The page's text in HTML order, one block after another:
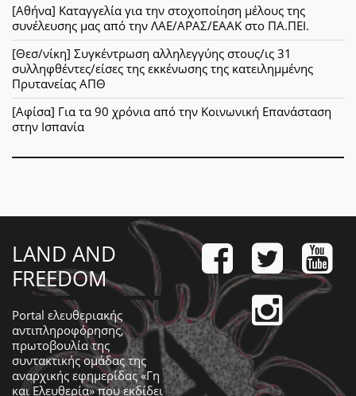
[Αθήνα] Καταγγελία για την στοχοποίηση μέλους της
συνέλευσης μας από την ΛΑΕ/ΑΡΑΣ/ΕΑΑΚ στο ΠΑ.ΠΕΙ.
[Θεσ/νίκη] Συγκέντρωση αλληλεγγύης στους/ις 31
συλληφθέντες/είσες της εκκένωσης της κατειλημμένης
Πρυτανείας ΑΠΘ
[Αφίσα] Για τα 90 χρόνια από την Κοινωνική Επανάσταση
στην Ισπανία
LAND AND
FREEDOM
Portal ελευθεριακής
αντιπληροφόρησης,
πρωτοβουλία της
συντακτικής ομάδας της
αναρχικής εφημερίδας «Γη
και Ελευθερία» που εκδίδει